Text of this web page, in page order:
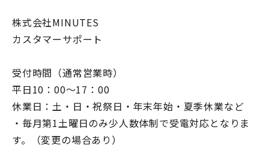
株式会社MINUTES
カスタマーサポート
受付時間（通常営業時）
平日10：00～17：00
休業日：土・日・祝祭日・年末年始・夏季休業など
・毎月第1土曜日のみ少人数体制で受電対応となりま
す。（変更の場合あり）